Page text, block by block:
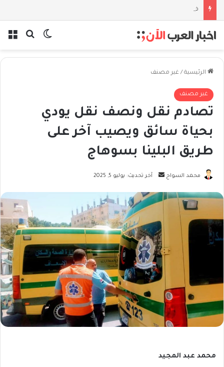
فلسفة الخيط والموج: نصف قرن في مدرسة البحر مع غسان المزيدي
بحثالوضع
الرئيسية / غير مصنف
غير مصنف
تصادم نقل ونصف نقل يودي
بحياة سائق ويصيب آخر على
طريق البلينا بسوهاج
محمد السواح
أرسل
إلكترونيا
آخر تحديث: يوليو 5, 2025
محمد عبد المجيد